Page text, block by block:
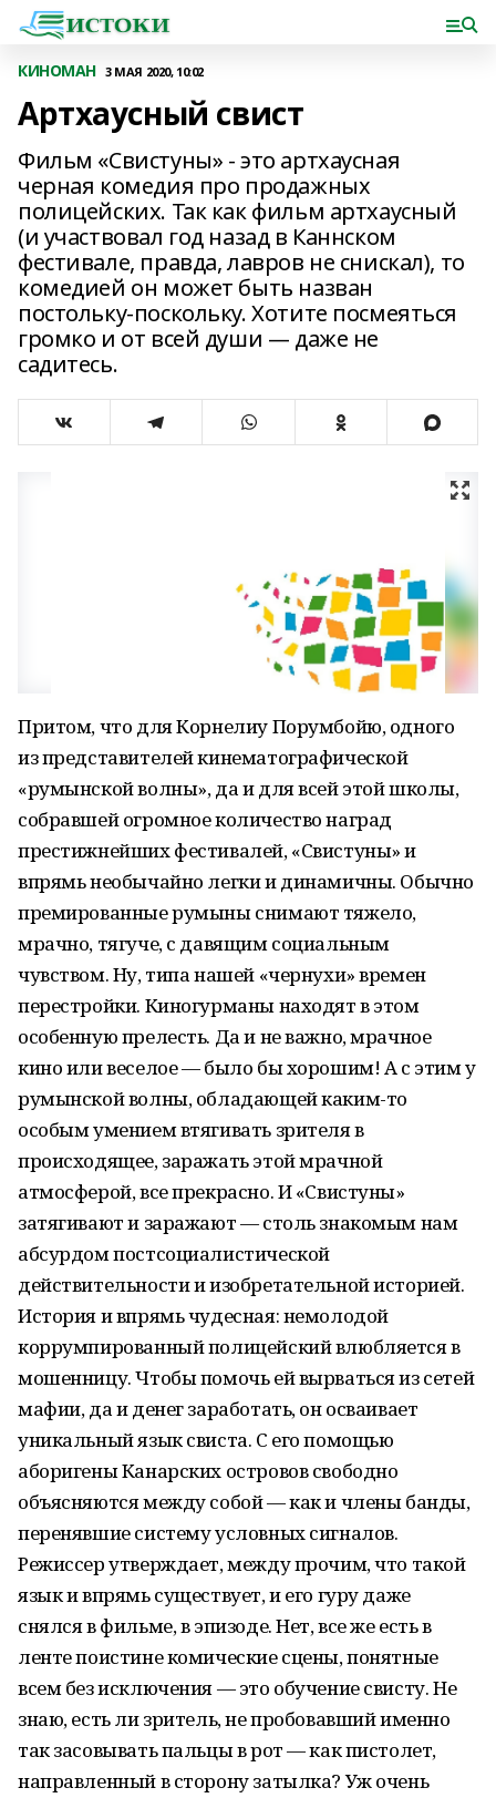
КИНОМАН 3 МАЯ 2020, 10:02
Артхаусный свист
Фильм «Свистуны» - это артхаусная
черная комедия про продажных
полицейских. Так как фильм артхаусный
(и участвовал год назад в Каннском
фестивале, правда, лавров не снискал), то
комедией он может быть назван
постольку-поскольку. Хотите посмеяться
громко и от всей души — даже не
садитесь.
Притом, что для Корнелиу Порумбойю, одного
из представителей кинематографической
«румынской волны», да и для всей этой школы,
собравшей огромное количество наград
престижнейших фестивалей, «Свистуны» и
впрямь необычайно легки и динамичны. Обычно
премированные румыны снимают тяжело,
мрачно, тягуче, с давящим социальным
чувством. Ну, типа нашей «чернухи» времен
перестройки. Киногурманы находят в этом
особенную прелесть. Да и не важно, мрачное
кино или веселое — было бы хорошим! А с этим у
румынской волны, обладающей каким-то
особым умением втягивать зрителя в
происходящее, заражать этой мрачной
атмосферой, все прекрасно. И «Свистуны»
затягивают и заражают — столь знакомым нам
абсурдом постсоциалистической
действительности и изобретательной историей.
История и впрямь чудесная: немолодой
коррумпированный полицейский влюбляется в
мошенницу. Чтобы помочь ей вырваться из сетей
мафии, да и денег заработать, он осваивает
уникальный язык свиста. С его помощью
аборигены Канарских островов свободно
объясняются между собой — как и члены банды,
перенявшие систему условных сигналов.
Режиссер утверждает, между прочим, что такой
язык и впрямь существует, и его гуру даже
снялся в фильме, в эпизоде. Нет, все же есть в
ленте поистине комические сцены, понятные
всем без исключения — это обучение свисту. Не
знаю, есть ли зритель, не пробовавший именно
так засовывать пальцы в рот — как пистолет,
направленный в сторону затылка? Уж очень